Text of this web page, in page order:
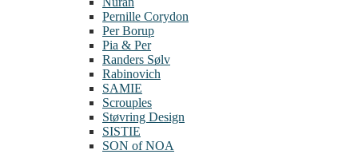
Pernille Corydon
Per Borup
Pia & Per
Randers Sølv
Rabinovich
SAMIE
Scrouples
Støvring Design
SISTIE
SON of NOA